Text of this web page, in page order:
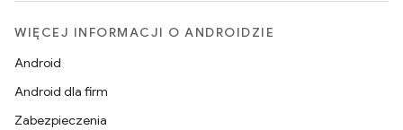
WIĘCEJ INFORMACJI O ANDROIDZIE
Android
Android dla firm
Zabezpieczenia